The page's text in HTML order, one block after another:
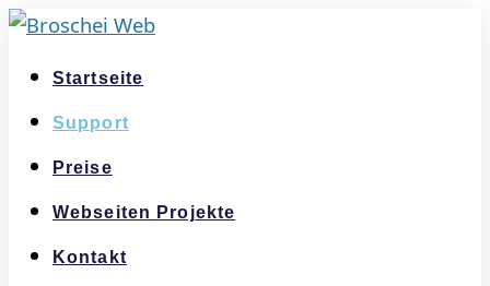
Startseite
Support
Preise
Webseiten Projekte
Kontakt